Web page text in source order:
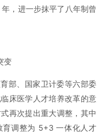
，进一步抹平了八年制曾
变
部、国家卫计委等六部委
床医学人才培养改革的意
再次提出重大调整，其中
育调整为 5+3 一体化人才